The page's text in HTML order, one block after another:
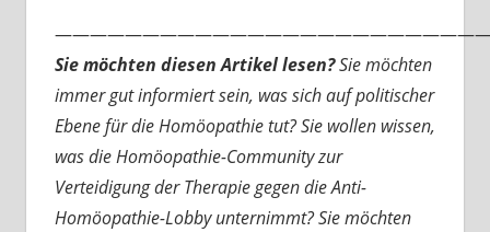
Sie möchten diesen Artikel lesen?Sie möchten
immer gut informiert sein, was sich auf politischer
Ebene für die Homöopathie tut? Sie wollen wissen,
was die Homöopathie-Community zur
Verteidigung der Therapie gegen die Anti-
Homöopathie-Lobby unternimmt? Sie möchten